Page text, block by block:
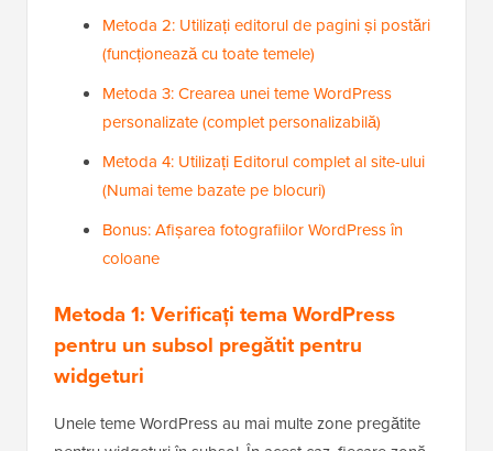
Metoda 2: Utilizați editorul de pagini și postări
(funcționează cu toate temele)
Metoda 3: Crearea unei teme WordPress
personalizate (complet personalizabilă)
Metoda 4: Utilizați Editorul complet al site-ului
(Numai teme bazate pe blocuri)
Bonus: Afișarea fotografiilor WordPress în
coloane
Metoda 1: Verificați tema WordPress
pentru un subsol pregătit pentru
widgeturi
Unele teme WordPress au mai multe zone pregătite